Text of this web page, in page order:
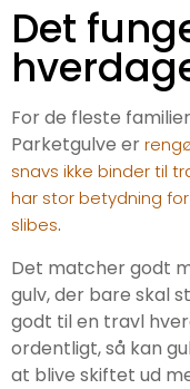
Det
For de fleste
Parketgulve er
snavs ikke binder til
har stor betydning
slibes.
Det matcher godt
gulv, der bare skal
godt til en travl
ordentligt, så kan
at blive skiftet ud